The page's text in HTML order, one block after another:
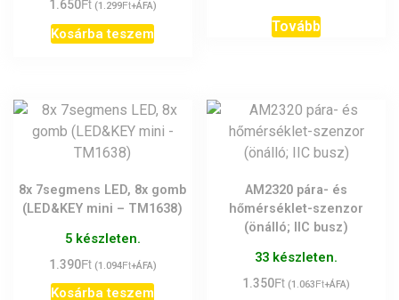
1.650 (1.299Ft+ÁFA)
Kosárba teszem Tovább
8x 7segmens LED, 8x gomb
(LED&KEY mini – TM1638)
5 készleten.
1.390Ft (1.094Ft+ÁFA)
Kosárba teszem
AM2320 pára- és
hőmérséklet-szenzor
(önálló; IIC busz)
33 készleten.
1.350Ft (1.063Ft+ÁFA)